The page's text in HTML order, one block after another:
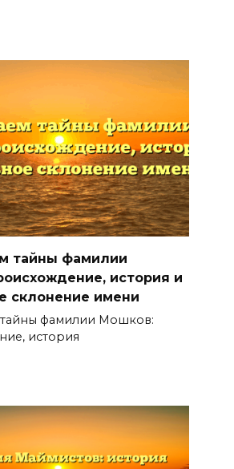
тайны фамилии
история и
склонение имени
фамилии Мошков:
история